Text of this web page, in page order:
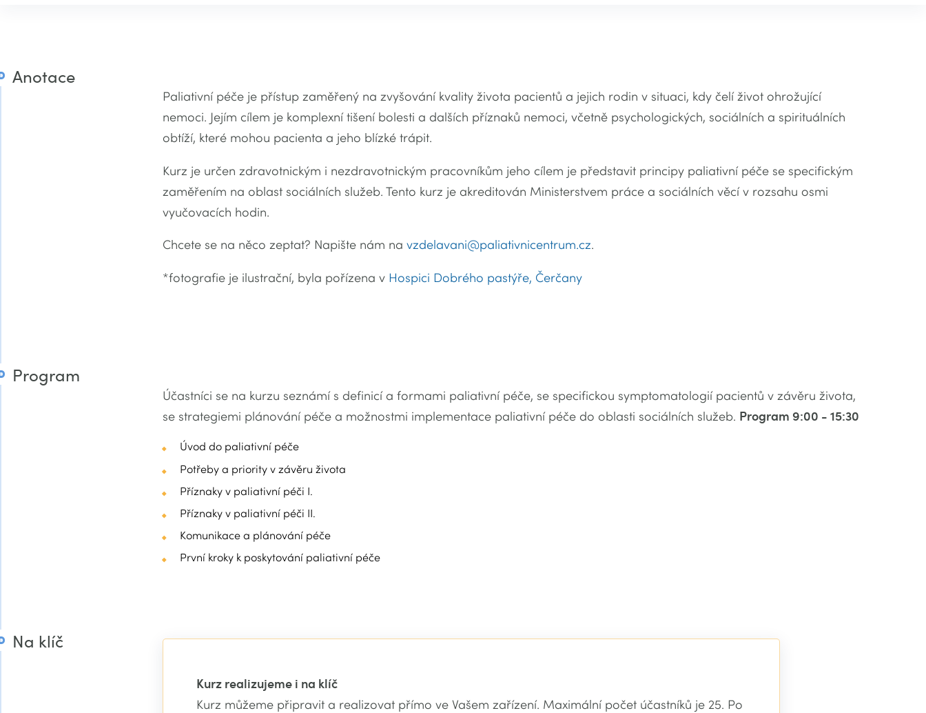
Anotace
Paliativní péče je přístup zaměřený na zvyšování kvality života pacientů a jejich rodin v situaci, kdy čelí život ohrožující
nemoci. Jejím cílem je komplexní tišení bolesti a dalších příznaků nemoci, včetně psychologických, sociálních a spirituálních
obtíží, které mohou pacienta a jeho blízké trápit.
Kurz je určen zdravotnickým i nezdravotnickým pracovníkům jeho cílem je představit principy paliativní péče se specifickým
zaměřením na oblast sociálních služeb. Tento kurz je akreditován Ministerstvem práce a sociálních věcí v rozsahu osmi
vyučovacích hodin.
Chcete se na něco zeptat? Napište nám na vzdelavani@paliativnicentrum.cz.
*fotografie je ilustrační, byla pořízena v Hospici Dobrého pastýře, Čerčany
Program
Účastníci se na kurzu seznámí s definicí a formami paliativní péče, se specifickou symptomatologií pacientů v závěru života,
se strategiemi plánování péče a možnostmi implementace paliativní péče do oblasti sociálních služeb. Program 9:00 - 15:30
Úvod do paliativní péče
Potřeby a priority v závěru života
Příznaky v paliativní péči I.
Příznaky v paliativní péči II.
Komunikace a plánování péče
První kroky k poskytování paliativní péče
Na klíč
Kurz realizujeme i na klíč
Kurz můžeme připravit a realizovat přímo ve Vašem zařízení. Maximální počet účastníků je 25. Po